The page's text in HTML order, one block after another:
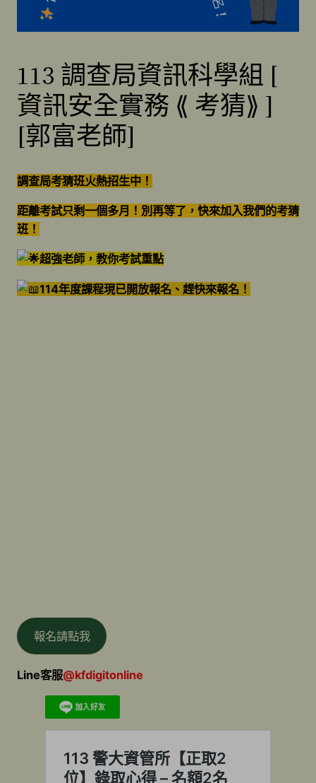
113 調查局資訊科學組 [
資訊安全實務 ⟪ 考猜⟫ ]
[郭富老師]
調查局考猜班火熱招生中！
距離考試只剩一個多月！別再等了，快來加入我們的考猜
班！
超強老師，教你考試重點
114年度課程現已開放報名、趕快來報名！
報名請點我
Line客服@kfdigitonline